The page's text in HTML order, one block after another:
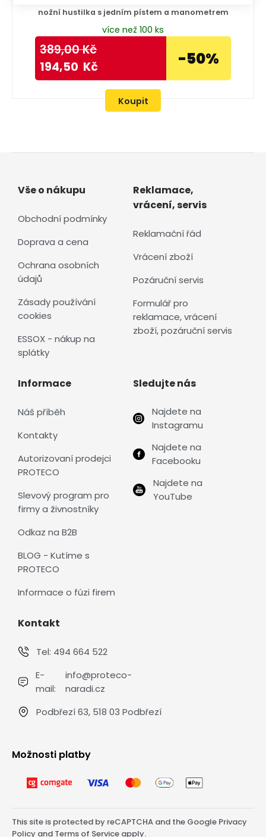
nožní hustilka s jedním pístem a manometrem
více než 100 ks
389,00Kč
194,50 Kč -50%
Koupit
Vše o nákupu
Obchodní podmínky
Doprava a cena
Ochrana osobních
údajů
Zásady používání
cookies
ESSOX - nákup na
splátky
Reklamace,
vrácení, servis
Reklamační řád
Vrácení zboží
Pozáruční servis
Formulář pro
reklamace, vrácení
zboží, pozáruční servis
Informace
Náš příběh
Kontakty
Autorizovaní prodejci
PROTECO
Slevový program pro
firmy a živnostníky
Odkaz na B2B
BLOG - Kutíme s
PROTECO
Informace o fúzi firem
Sledujte nás
Najdete na
Instagramu
Najdete na
Facebooku
Najdete na
YouTube
Kontakt
Tel: 494 664 522
E-
mail:
info@proteco-
naradi.cz
Podbřezí 63, 518 03 Podbřezí
Možnosti platby
This site is protected by reCAPTCHA and the Google Privacy
Policy and Terms of Service apply.